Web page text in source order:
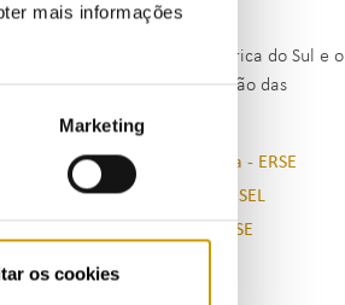
mais informações
Marketing
os cookies
ao nível de toda a América do Sul e o
colocado com a introdução das
Eléctrica", Hermínio Moreira - ERSE
Nivalde J. de Castro - GESEL
spot", Eduardo Teixeira - ERSE